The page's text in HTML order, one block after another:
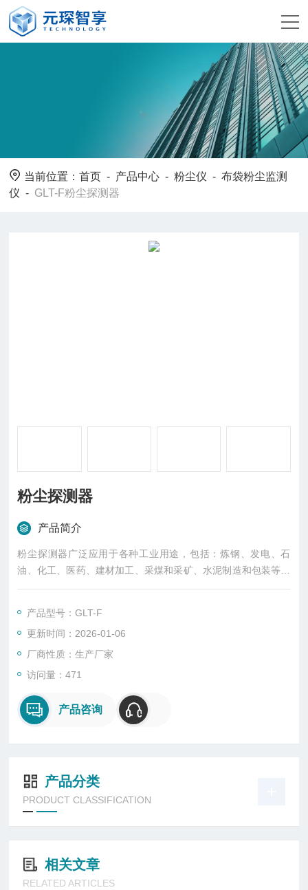
当前位置：首页 - 产品中心 -粉尘仪 -布袋粉尘监测
仪 - GLT-F粉尘探测器
粉尘探测器
产品简介
粉尘探测器广泛应用于各种工业用途，包括：炼钢、发电、石
油、化工、医药、建材加工、采煤和采矿、水泥制造和包装等行
业。典型用途包括布袋除尘器滤袋破损的探测，对各种除尘器、
道粉尘浓度进行在线监测，或粉状材料回收、产品输送总量监
测。尤其对TRT发电煤气管道粉尘浓度进行在线监测起到重要的
作用
产品型号：GLT-F
更新时间：2026-01-06
厂商性质：生产厂家
访问量：471
产品咨询
产品分类
PRODUCT CLASSIFICATION
相关文章
RELATED ARTICLES